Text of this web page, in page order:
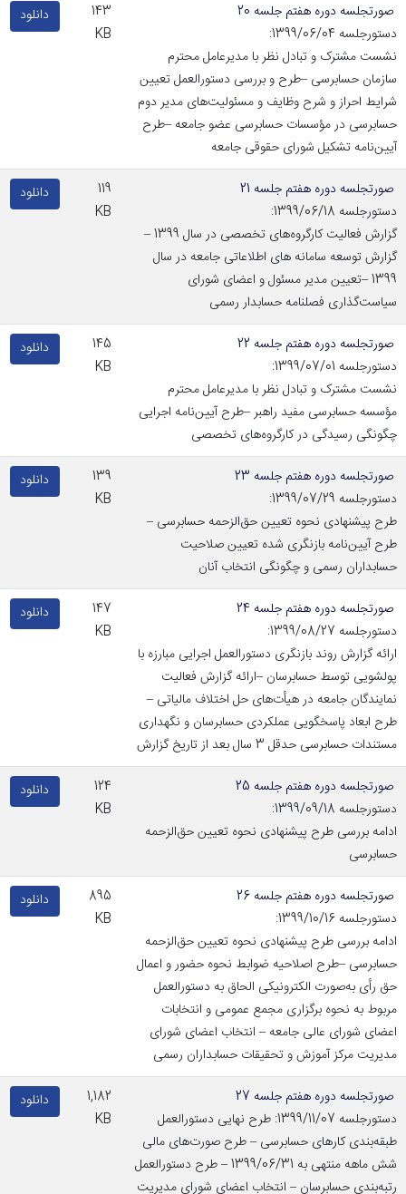
صورتجلسه دوره هفتم جلسه 20
دستورجلسه 1399/06/04:
نشست مشترک و تبادل نظر با مدیرعامل محترم
سازمان حسابرسی –طرح و بررسی دستورالعمل تعیین
شرایط احراز و شرح وظایف و مسئولیت‌های مدیر دوم
حسابرسی در مؤسسات حسابرسی عضو جامعه –طرح
آیین‌نامه تشکیل شورای حقوقی جامعه
143
KB
دانلود
صورتجلسه دوره هفتم جلسه 21
دستورجلسه 1399/06/18:
گزارش فعالیت کارگروه‌های تخصصی در سال 1399 –
گزارش توسعه سامانه های اطلاعاتی جامعه در سال
1399 –تعیین مدیر مسئول و اعضای شورای
سیاست‌گذاری فصلنامه حسابدار رسمی
119
KB
دانلود
صورتجلسه دوره هفتم جلسه 22
دستورجلسه 1399/07/01:
نشست مشترک و تبادل نظر با مدیرعامل محترم
مؤسسه حسابرسی مفید راهبر –طرح آیین‌نامه اجرایی
چگونگی رسیدگی در کارگروه‌های تخصصی
145
KB
دانلود
صورتجلسه دوره هفتم جلسه 23
دستورجلسه 1399/07/29:
طرح پیشنهادی نحوه تعیین حق‌الزحمه حسابرسی –
طرح آیین‌نامه بازنگری شده تعیین صلاحیت
حسابداران رسمی و چگونگی انتخاب آنان
139
KB
دانلود
صورتجلسه دوره هفتم جلسه 24
دستورجلسه 1399/08/27:
ارائه گزارش روند بازنگری دستورالعمل اجرایی مبارزه با
پولشویی توسط حسابرسان –ارائه گزارش فعالیت
نمایندگان جامعه در هیأت‌های حل اختلاف مالیاتی –
طرح ابعاد پاسخگویی عملکردی حسابرسان و نگهداری
مستندات حسابرسی حدقل 3 سال بعد از تاریخ گزارش
147
KB
دانلود
صورتجلسه دوره هفتم جلسه 25
دستورجلسه 1399/09/18:
ادامه بررسی طرح پیشنهادی نحوه تعیین حق‌الزحمه
حسابرسی
124
KB
دانلود
صورتجلسه دوره هفتم جلسه 26
دستورجلسه 1399/10/16:
ادامه بررسی طرح پیشنهادی نحوه تعیین حق‌الزحمه
حسابرسی –طرح اصلاحیه ضوابط نحوه حضور و اعمال
حق رأی به‌صورت الکترونیکی الحاق به دستورالعمل
مربوط به نحوه برگزاری مجمع عمومی و انتخابات
اعضای شورای عالی جامعه – انتخاب اعضای شورای
مدیریت مرکز آموزش و تحقیقات حسابداران رسمی
895
KB
دانلود
صورتجلسه دوره هفتم جلسه 27
دستورجلسه 1399/11/07: طرح نهایی دستورالعمل
طبقه‌بندی کارهای حسابرسی – طرح صورت‌های مالی
شش ماهه منتهی به 1399/06/31 – طرح دستورالعمل
رتبه‌بندی حسابرسان – انتخاب اعضای شورای مدیریت
1,182
KB
دانلود